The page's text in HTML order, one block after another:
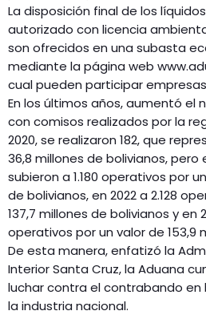
La disposición final de los
autorizado con licencia
son ofrecidos en una subasta
mediante la página web
cual pueden participar
En los últimos años, aumentó el
con comisos realizados por la
2020, se realizaron 182, que
36,8 millones de bolivianos, pero
subieron a 1.180 operativos por
de bolivianos, en 2022 a 2.128
137,7 millones de bolivianos y en
operativos por un valor de 153,9
De esta manera, enfatizó la
Interior Santa Cruz, la Aduana
luchar contra el contrabando en
la industria nacional.